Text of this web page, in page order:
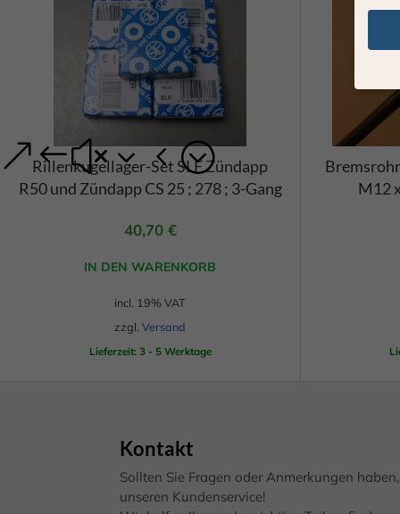
Rillenkugellager-Set SLF Zündapp
R50 und Zündapp CS 25 ; 278 ; 3-Gang
40,70 €
IN DEN WARENKORB
incl. 19% VAT
zzgl. Versand
Lieferzeit: 3 - 5 Werktage
M12
Kontakt
Sollten Sie Fragen oder Anmerkungen
unseren Kundenservice!
Wir
von
und